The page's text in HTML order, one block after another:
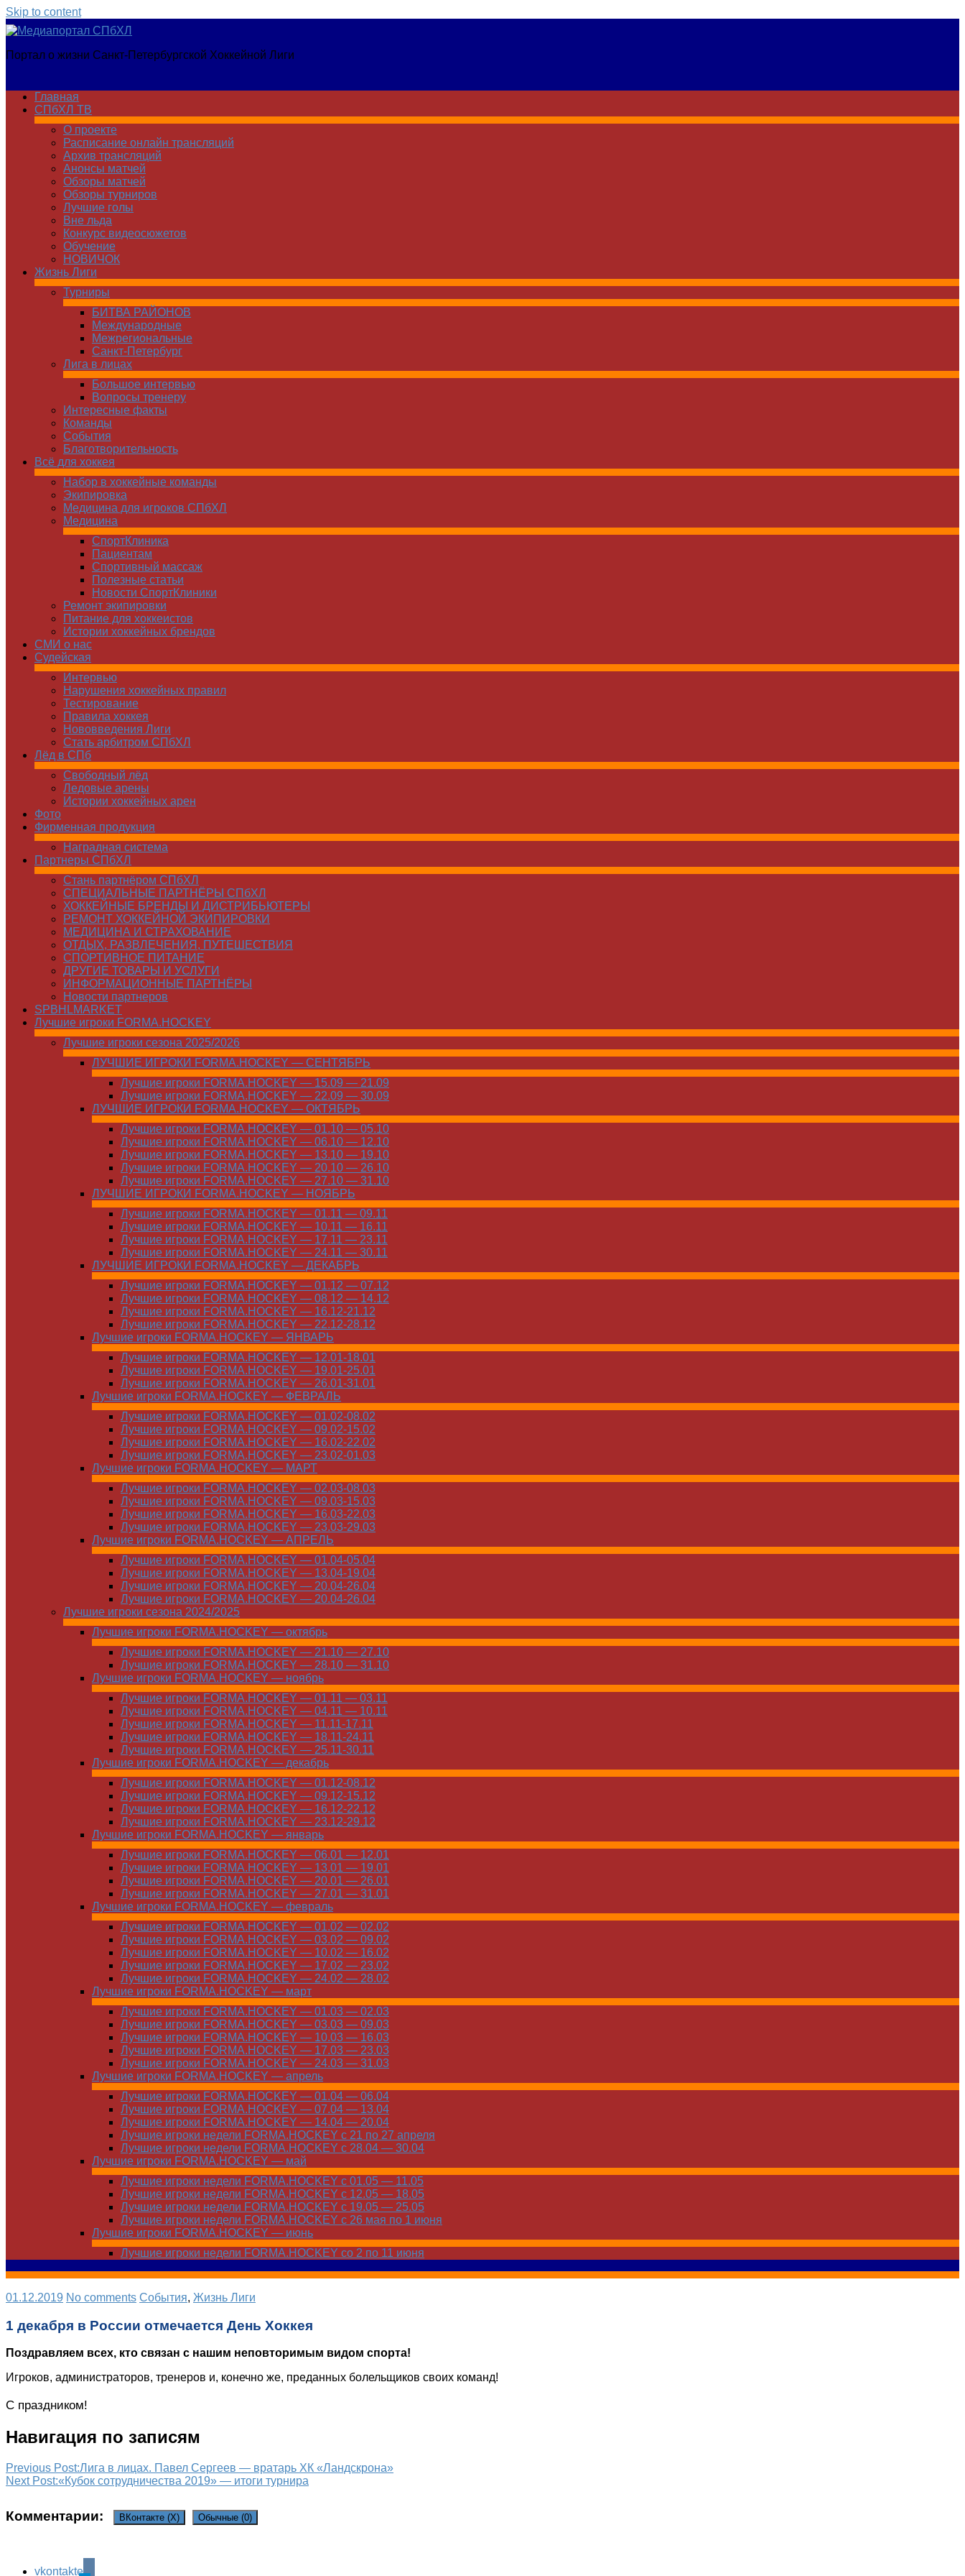
Skip to content
Медиапортал
Портал о жизни Санкт-Петербургской Хоккейной Лиги
Главная
СПбХЛ ТВ
О проекте
Расписание онлайн трансляций
Архив трансляций
Анонсы матчей
Обзоры матчей
Обзоры турниров
Лучшие голы
Вне льда
Конкурс видеосюжетов
Обучение
НОВИЧОК
Жизнь Лиги
Турниры
БИТВА РАЙОНОВ
Международные
Межрегиональные
Санкт-Петербург
Лига в лицах
Большое интервью
Вопросы тренеру
Интересные факты
Команды
Cобытия
Благотворительность
Всё для хоккея
Набор в хоккейные команды
Экипировка
Медицина для игроков СПбХЛ
Медицина
СпортКлиника
Пациентам
Спортивный массаж
Полезные статьи
Новости СпортКлиники
Ремонт экипировки
Питание для хоккеистов
Истории хоккейных брендов
СМИ о нас
Судейская
Интервью
Нарушения хоккейных правил
Тестирование
Правила хоккея
Нововведения Лиги
Стать арбитром СПбХЛ
Лёд в СПб
Свободный лёд
Ледовые арены
Истории хоккейных арен
Фото
Фирменная продукция
Наградная система
Партнеры СПбХЛ
Стань партнёром СПбХЛ
СПЕЦИАЛЬНЫЕ ПАРТНЁРЫ СПбХЛ
ХОККЕЙНЫЕ БРЕНДЫ И ДИСТРИБЬЮТЕРЫ
РЕМОНТ ХОККЕЙНОЙ ЭКИПИРОВКИ
МЕДИЦИНА И СТРАХОВАНИЕ
ОТДЫХ, РАЗВЛЕЧЕНИЯ, ПУТЕШЕСТВИЯ
СПОРТИВНОЕ ПИТАНИЕ
ДРУГИЕ ТОВАРЫ И УСЛУГИ
ИНФОРМАЦИОННЫЕ ПАРТНЁРЫ
Новости партнеров
SPBHLMARKET
Лучшие игроки FORMA.HOCKEY
Лучшие игроки сезона 2025/2026
ЛУЧШИЕ ИГРОКИ FORMA.HOCKEY — СЕНТЯБРЬ
Лучшие игроки FORMA.HOCKEY — 15.09 — 21.09
Лучшие игроки FORMA.HOCKEY — 22.09 — 30.09
ЛУЧШИЕ ИГРОКИ FORMA.HOCKEY — ОКТЯБРЬ
Лучшие игроки FORMA.HOCKEY — 01.10 — 05.10
Лучшие игроки FORMA.HOCKEY — 06.10 — 12.10
Лучшие игроки FORMA.HOCKEY — 13.10 — 19.10
Лучшие игроки FORMA.HOCKEY — 20.10 — 26.10
Лучшие игроки FORMA.HOCKEY — 27.10 — 31.10
ЛУЧШИЕ ИГРОКИ FORMA.HOCKEY — НОЯБРЬ
Лучшие игроки FORMA.HOCKEY — 01.11 — 09.11
Лучшие игроки FORMA.HOCKEY — 10.11 — 16.11
Лучшие игроки FORMA.HOCKEY — 17.11 — 23.11
Лучшие игроки FORMA.HOCKEY — 24.11 — 30.11
ЛУЧШИЕ ИГРОКИ FORMA.HOCKEY — ДЕКАБРЬ
Лучшие игроки FORMA.HOCKEY — 01.12 — 07.12
Лучшие игроки FORMA.HOCKEY — 08.12 — 14.12
Лучшие игроки FORMA.HOCKEY — 16.12-21.12
Лучшие игроки FORMA.HOCKEY — 22.12-28.12
Лучшие игроки FORMA.HOCKEY — ЯНВАРЬ
Лучшие игроки FORMA.HOCKEY — 12.01-18.01
Лучшие игроки FORMA.HOCKEY — 19.01-25.01
Лучшие игроки FORMA.HOCKEY — 26.01-31.01
Лучшие игроки FORMA.HOCKEY — ФЕВРАЛЬ
Лучшие игроки FORMA.HOCKEY — 01.02-08.02
Лучшие игроки FORMA.HOCKEY — 09.02-15.02
Лучшие игроки FORMA.HOCKEY — 16.02-22.02
Лучшие игроки FORMA.HOCKEY — 23.02-01.03
Лучшие игроки FORMA.HOCKEY — МАРТ
Лучшие игроки FORMA.HOCKEY — 02.03-08.03
Лучшие игроки FORMA.HOCKEY — 09.03-15.03
Лучшие игроки FORMA.HOCKEY — 16.03-22.03
Лучшие игроки FORMA.HOCKEY — 23.03-29.03
Лучшие игроки FORMA.HOCKEY — АПРЕЛЬ
Лучшие игроки FORMA.HOCKEY — 01.04-05.04
Лучшие игроки FORMA.HOCKEY — 13.04-19.04
Лучшие игроки FORMA.HOCKEY — 20.04-26.04
Лучшие игроки FORMA.HOCKEY — 20.04-26.04
Лучшие игроки сезона 2024/2025
Лучшие игроки FORMA.HOCKEY — октябрь
Лучшие игроки FORMA.HOCKEY — 21.10 — 27.10
Лучшие игроки FORMA.HOCKEY — 28.10 — 31.10
Лучшие игроки FORMA.HOCKEY — ноябрь
Лучшие игроки FORMA.HOCKEY — 01.11 — 03.11
Лучшие игроки FORMA.HOCKEY — 04.11 — 10.11
Лучшие игроки FORMA.HOCKEY — 11.11-17.11
Лучшие игроки FORMA.HOCKEY — 18.11-24.11
Лучшие игроки FORMA.HOCKEY — 25.11-30.11
Лучшие игроки FORMA.HOCKEY — декабрь
Лучшие игроки FORMA.HOCKEY — 01.12-08.12
Лучшие игроки FORMA.HOCKEY — 09.12-15.12
Лучшие игроки FORMA.HOCKEY — 16.12-22.12
Лучшие игроки FORMA.HOCKEY — 23.12-29.12
Лучшие игроки FORMA.HOCKEY — январь
Лучшие игроки FORMA.HOCKEY — 06.01 — 12.01
Лучшие игроки FORMA.HOCKEY — 13.01 — 19.01
Лучшие игроки FORMA.HOCKEY — 20.01 — 26.01
Лучшие игроки FORMA.HOCKEY — 27.01 — 31.01
Лучшие игроки FORMA.HOCKEY — февраль
Лучшие игроки FORMA.HOCKEY — 01.02 — 02.02
Лучшие игроки FORMA.HOCKEY — 03.02 — 09.02
Лучшие игроки FORMA.HOCKEY — 10.02 — 16.02
Лучшие игроки FORMA.HOCKEY — 17.02 — 23.02
Лучшие игроки FORMA.HOCKEY — 24.02 — 28.02
Лучшие игроки FORMA.HOCKEY — март
Лучшие игроки FORMA.HOCKEY — 01.03 — 02.03
Лучшие игроки FORMA.HOCKEY — 03.03 — 09.03
Лучшие игроки FORMA.HOCKEY — 10.03 — 16.03
Лучшие игроки FORMA.HOCKEY — 17.03 — 23.03
Лучшие игроки FORMA.HOCKEY — 24.03 — 31.03
Лучшие игроки FORMA.HOCKEY — апрель
Лучшие игроки FORMA.HOCKEY — 01.04 — 06.04
Лучшие игроки FORMA.HOCKEY — 07.04 — 13.04
Лучшие игроки FORMA.HOCKEY — 14.04 — 20.04
Лучшие игроки недели FORMA.HOCKEY с 21 по 27 апреля
Лучшие игроки недели FORMA.HOCKEY с 28.04 — 30.04
Лучшие игроки FORMA.HOCKEY — май
Лучшие игроки недели FORMA.HOCKEY с 01.05 — 11.05
Лучшие игроки недели FORMA.HOCKEY с 12.05 — 18.05
Лучшие игроки недели FORMA.HOCKEY с 19.05 — 25.05
Лучшие игроки недели FORMA.HOCKEY с 26 мая по 1 июня
Лучшие игроки FORMA.HOCKEY — июнь
Лучшие игроки недели FORMA.HOCKEY со 2 по 11 июня
01.12.2019 No comments Cобытия, Жизнь Лиги
1 декабря в России отмечается День Хоккея
Поздравляем всех, кто связан с нашим неповторимым видом спорта!
Игроков, администраторов, тренеров и, конечно же, преданных болельщиков своих команд!
С праздником!
Навигация по записям
Previous Post:Лига в лицах. Павел Сергеев — вратарь ХК «Ландскрона»
Next Post:«Кубок сотрудничества 2019» — итоги турнира
Комментарии: ВКонтакте (X) Обычные (0)
vkontakte